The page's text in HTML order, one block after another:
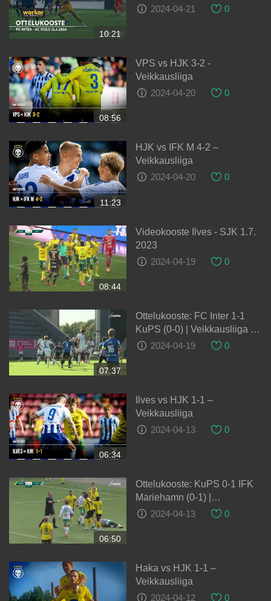
10:21
(Veikkausliiga)
2024-04-21 0
08:56
VPS vs HJK 3-2 -
Veikkausliiga
2024-04-20
0
11:23
HJK vs IFK M 4-2 –
Veikkausliiga
2024-04-20
0
08:44
Videokooste Ilves - SJK 1.7.
2023
2024-04-19
0
07:37
Ottelukooste: FC Inter 1-1
KuPS (0-0) | Veikkausliiga |
17.7.2023
2024-04-19 0
06:34
Ilves vs HJK 1-1 –
Veikkausliiga
2024-04-13
0
06:50
Ottelukooste: KuPS 0-1 IFK
Mariehamn (0-1) |
Veikkausliiga | 27.6.2023
2024-04-13 0
Haka vs HJK 1-1 –
Veikkausliiga
2024-04-12
0